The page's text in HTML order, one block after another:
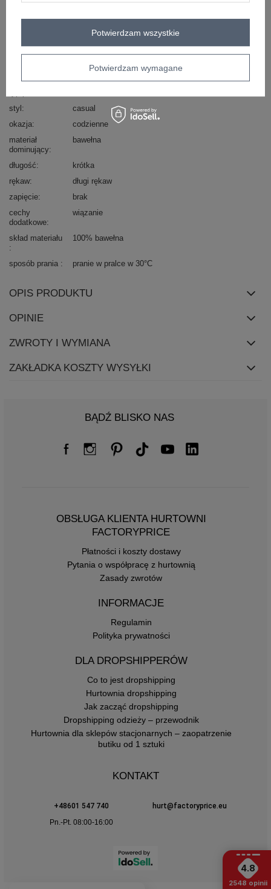
Kod produktu
341-BZ-5267.04
RUE PARIS
styl
casual
okazja
codzienne
materiał
dominujący
bawełna
długość
krótka
rękaw
długi rękaw
zapięcie
brak
cechy
dodatkowe
wiązanie
skład materiału 100% bawełna
sposób prania pranie w pralce w 30°C
OPIS PRODUKTU
OPINIE
ZWROTY I WYMIANA
ZAKŁADKA KOSZTY WYSYŁKI
BĄDŹ BLISKO NAS
OBSŁUGA KLIENTA HURTOWNI
FACTORYPRICE
Płatności i koszty dostawy
Pytania o współpracę z hurtownią
Zasady zwrotów
INFORMACJE
Regulamin
Polityka prywatności
DLA DROPSHIPPERÓW
Co to jest dropshipping
Hurtownia dropshipping
Jak zacząć dropshipping
Dropshipping odzieży – przewodnik
Hurtownia dla sklepów stacjonarnych – zaopatrzenie
butiku od 1 sztuki
KONTAKT
+48601 547 740
hurt@factoryprice.eu
Pn.-Pt. 08:00-16:00
4.8
2548 opinii
Potwierdzam wymagane
Potwierdzam wszystkie